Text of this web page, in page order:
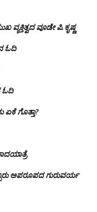
ವ್ಯಕ್ತಿತ್ವದ ವೂಡೇ ಪಿ.ಕೃಷ್ಣ
ಓದಿ
ಓದಿ
ಏಕೆ ಗೊತ್ತಾ?
ಅಪರೂಪದ ಗುರುವರ್ಯ